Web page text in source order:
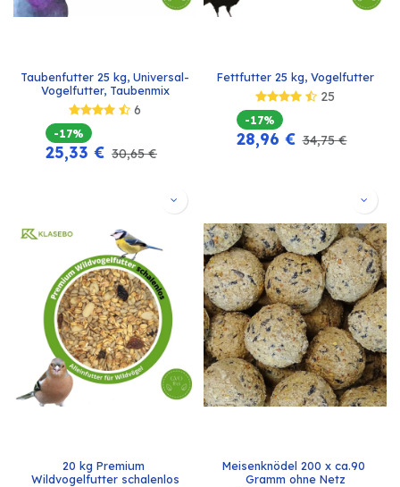
Taubenfutter 25 kg, Universal-
Vogelfutter, Taubenmix
6
-17%
25,33 € 30,65€
Fettfutter 25 kg, Vogelfutter
25
-17%
28,96 € 34,75€
20 kg Premium
Wildvogelfutter schalenlos
Meisenknödel 200 x ca.90
Gramm ohne Netz